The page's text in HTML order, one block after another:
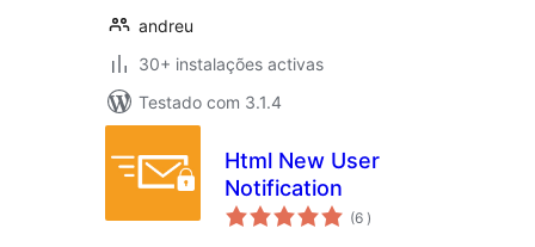
andreu
30+ instalações activas
Testado com 3.1.4
Html New User
Notification
(6 classificações
)